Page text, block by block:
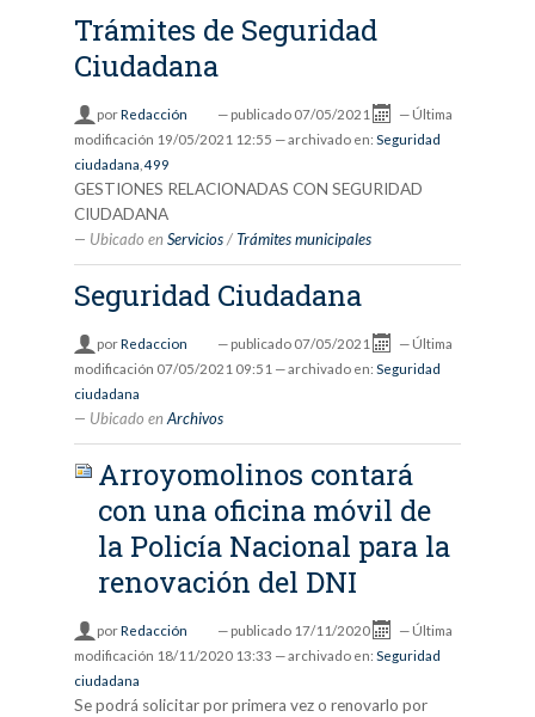
Trámites de Seguridad
Ciudadana
porRedacción — publicado 07/05/2021 — Última
modificación 19/05/2021 12:55 — archivado en: Seguridad
ciudadana ,499
GESTIONES RELACIONADAS CON SEGURIDAD
CIUDADANA
Ubicado en Servicios /Trámites municipales
Seguridad Ciudadana
porRedaccion — publicado 07/05/2021 — Última
modificación 07/05/2021 09:51 — archivado en: Seguridad
ciudadana
Ubicado en Archivos
Arroyomolinos contará
con una oficina móvil de
la Policía Nacional para la
renovación del DNI
porRedacción — publicado 17/11/2020 — Última
modificación 18/11/2020 13:33 — archivado en: Seguridad
ciudadana
Se podrá solicitar por primera vez o renovarlo por